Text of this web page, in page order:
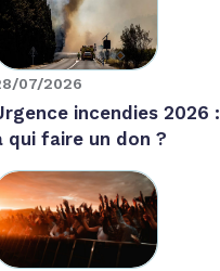
07/2026
incendies 2026 :
qui faire un don ?